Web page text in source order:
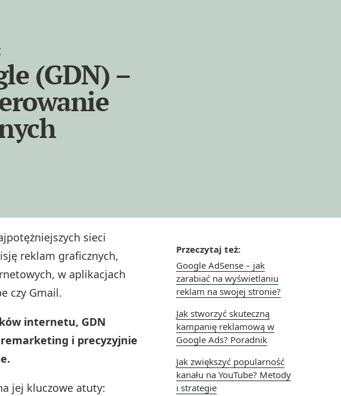
(GDN) –
Przeczytaj też:
Google AdSense – jak
zarabiać na wyświetlaniu
reklam na swojej stronie?
Jak stworzyć skuteczną
kampanię reklamową w
Google Ads? Poradnik
Jak zwiększyć popularność
kanału na YouTube? Metody
i strategie
sieci
reklam graficznych,
w aplikacjach
czy Gmail.
internetu, GDN
i precyzyjnie
jej kluczowe atuty: